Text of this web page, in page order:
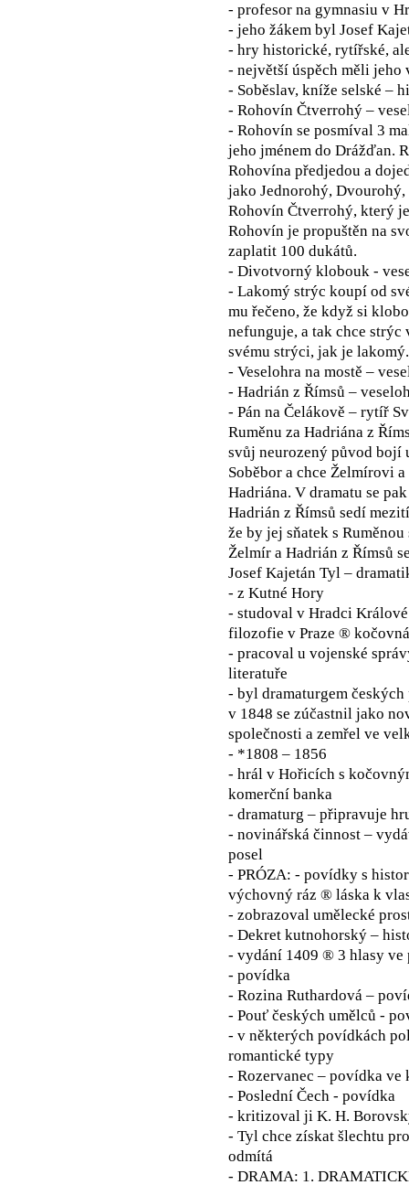
- profesor na gymnasiu v
- jeho žákem byl Josef
- hry historické, rytířské,
- největší úspěch měli jeho
- Soběslav, kníže selské –
- Rohovín Čtverrohý –
- Rohovín se posmíval 3
jeho jménem do Drážďan.
Rohovína předjedou a
jako Jednorohý,
Rohovín Čtverrohý, který
Rohovín je propuštěn na
zaplatit 100 dukátů.
- Divotvorný klobouk -
- Lakomý strýc koupí od
mu řečeno, že když si
nefunguje, a tak chce strýc
svému strýci, jak je
- Veselohra na mostě –
- Hadrián z Římsů –
- Pán na Čelákově – rytíř
Ruměnu za Hadriána z
svůj neurozený původ bojí
Soběbor a chce Želmírovi
Hadriána. V dramatu se
Hadrián z Římsů sedí
že by jej sňatek s
Želmír a Hadrián z Římsů
Josef Kajetán Tyl –
- z Kutné Hory
- studoval v Hradci
filozofie v Praze ®
- pracoval u vojenské
literatuře
- byl dramaturgem
v 1848 se zúčastnil jako
společnosti a zemřel ve
- *1808 – 1856
- hrál v Hořicích s
komerční banka
- dramaturg – připravuje
- novinářská činnost –
posel
- PRÓZA: - povídky s
výchovný ráz ® láska k
- zobrazoval umělecké
- Dekret kutnohorský –
- vydání 1409 ® 3 hlasy ve
- povídka
- Rozina Ruthardová –
- Pouť českých umělců -
- v některých povídkách
romantické typy
- Rozervanec – povídka
- Poslední Čech - povídka
- kritizoval ji K. H.
- Tyl chce získat šlechtu
odmítá
- DRAMA: 1.